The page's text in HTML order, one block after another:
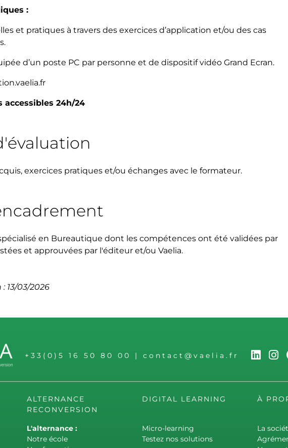
:
et pratiques à travers des exercices d’application et/ou des cas
d’un poste PC par personne et de dispositif vidéo Grand Ecran.
accessibles 24h/24
exercices pratiques et/ou échanges avec le formateur.
en Bureautique dont les compétences ont été validées par
et approuvées par l'éditeur et/ou Vaelia.
13/03/2026
+33(0)5 16 50 80 00 | contact@vaelia.fr
ALTERNANCE
RECONVERSION
L'alternance :
Notre école
DIGITAL LEARNING
Micro-learning
Testez nos solutions
À
La